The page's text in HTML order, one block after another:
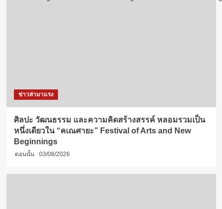
ข่าวล่ามาแรง
ศิลปะ วัฒนธรรม และความคิดสร้างสรรค์ หลอมรวมเป็น
หนึ่งเดียวใน “คเณศายะ” Festival of Arts and New
Beginnings
ตอนนั้น 03/08/2026